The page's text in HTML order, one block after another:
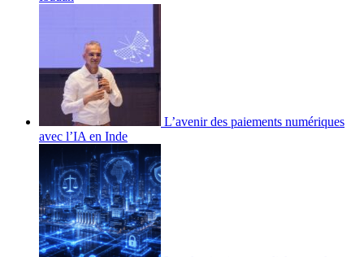
L’avenir des paiements numériques
avec l’IA en Inde